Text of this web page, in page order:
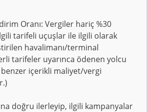
Oranı: Vergiler hariç %30
tarifeli uçuşlar ile ilgili olarak
havalimanı/terminal
tarifeler uyarınca ödenen yolcu
içerikli maliyet/vergi
doğru ilerleyip, ilgili kampanyalar